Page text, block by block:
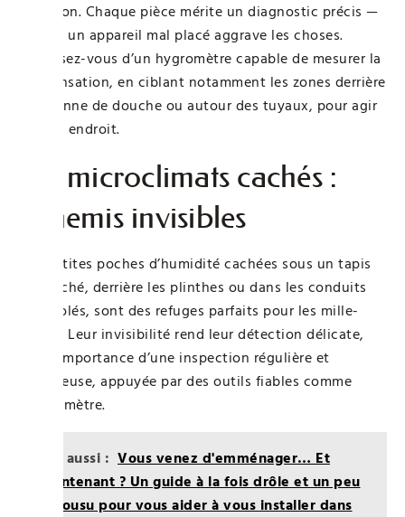
situation. Chaque pièce mérite un diagnostic précis —
parfois un appareil mal placé aggrave les choses.
Munissez-vous d’un hygromètre capable de mesurer la
condensation, en ciblant notamment les zones derrière
la colonne de douche ou autour des tuyaux, pour agir
au bon endroit.
Les microclimats cachés :
ennemis invisibles
Ces petites poches d’humidité cachées sous un tapis
mal séché, derrière les plinthes ou dans les conduits
non isolés, sont des refuges parfaits pour les mille-
pattes. Leur invisibilité rend leur détection délicate,
d’où l’importance d’une inspection régulière et
minutieuse, appuyée par des outils fiables comme
l’hygromètre.
Lire aussi : Vous venez d'emménager… Et
maintenant ? Un guide à la fois drôle et un peu
décousu pour vous aider à vous installer dans